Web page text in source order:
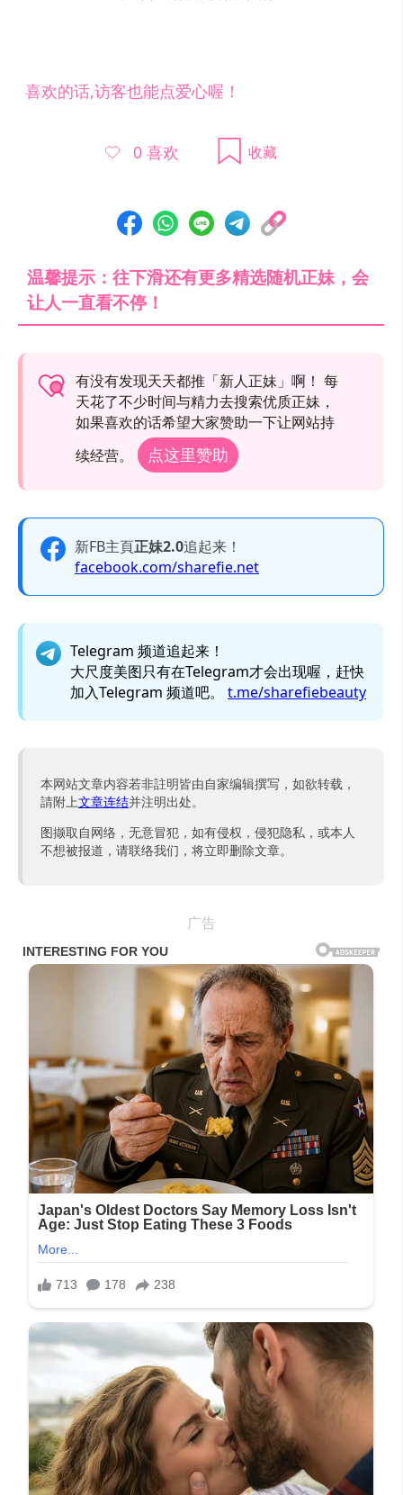
喜欢的话,访客也能点爱心喔！
0喜欢 收藏
温馨提示：往下滑还有更多精选随机正妹，会
让人一直看不停！
有没有发现天天都推「新人正妹」啊！ 每
天花了不少时间与精力去搜索优质正妹，
如果喜欢的话希望大家赞助一下让网站持
续经营。
点这里赞助
新FB主頁正妹2.0追起来！
facebook.com/sharefie.net
Telegram 频道追起来！
大尺度美图只有在Telegram才会出现喔，赶快
加入Telegram 频道吧。 t.me/sharefiebeauty
本网站文章内容若非註明皆由自家编辑撰写，如欲转载，
請附上文章连结并注明出处。
图撷取自网络，无意冒犯，如有侵权，侵犯隐私，或本人
不想被报道，请联络我们，将立即删除文章。
广告